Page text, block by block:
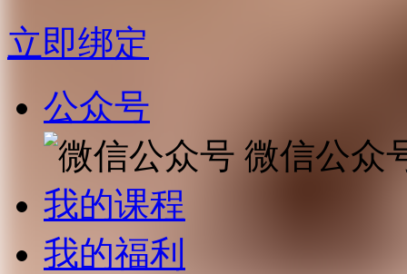
立即绑定
公众号
微信公众
我的课程
我的福利